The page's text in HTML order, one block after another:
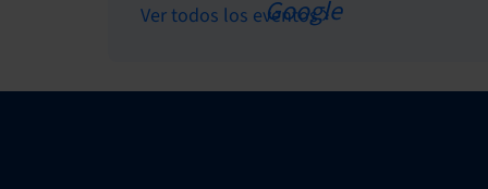
Ver todos los eventos